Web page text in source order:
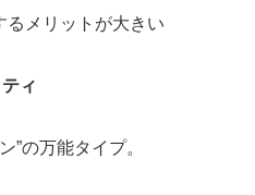
るメリットが大きい
ィ
”の万能タイプ。